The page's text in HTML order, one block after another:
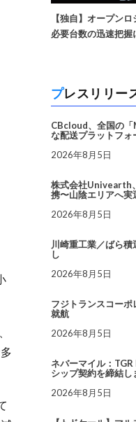
【独自】オープン
必要台数の迅速把握
プレスリリ
CBcloud、全国の
な配送プラットフ
2026年8月5日
株式会社Univearth
携〜山陰エリアへ実
2026年8月5日
川崎重工業／ばら
し
2026年8月5日
フジトランスコーポ
就航
2026年8月5日
ネバーマイル：
シップ契約を締結し
2026年8月5日